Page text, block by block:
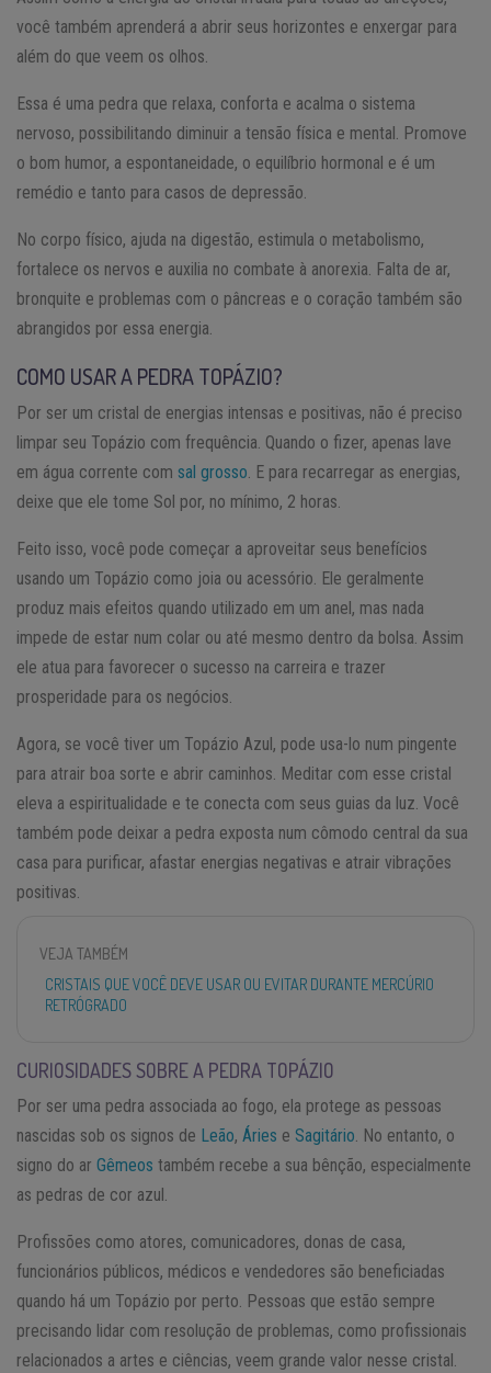
você também aprenderá a abrir seus horizontes e enxergar para
além do que veem os olhos.
Essa é uma pedra que relaxa, conforta e acalma o sistema
nervoso, possibilitando diminuir a tensão física e mental. Promove
o bom humor, a espontaneidade, o equilíbrio hormonal e é um
remédio e tanto para casos de depressão.
No corpo físico, ajuda na digestão, estimula o metabolismo,
fortalece os nervos e auxilia no combate à anorexia. Falta de ar,
bronquite e problemas com o pâncreas e o coração também são
abrangidos por essa energia.
COMO USAR A PEDRA TOPÁZIO?
Por ser um cristal de energias intensas e positivas, não é preciso
limpar seu Topázio com frequência. Quando o fizer, apenas lave
em água corrente com sal grosso . E para recarregar as energias,
deixe que ele tome Sol por, no mínimo, 2 horas.
Feito isso, você pode começar a aproveitar seus benefícios
usando um Topázio como joia ou acessório. Ele geralmente
produz mais efeitos quando utilizado em um anel, mas nada
impede de estar num colar ou até mesmo dentro da bolsa. Assim
ele atua para favorecer o sucesso na carreira e trazer
prosperidade para os negócios.
Agora, se você tiver um Topázio Azul, pode usa-lo num pingente
para atrair boa sorte e abrir caminhos. Meditar com esse cristal
eleva a espiritualidade e te conecta com seus guias da luz. Você
também pode deixar a pedra exposta num cômodo central da sua
casa para purificar, afastar energias negativas e atrair vibrações
positivas.
VEJA TAMBÉM
CRISTAIS QUE VOCÊ DEVE USAR OU EVITAR DURANTE MERCÚRIO
RETRÓGRADO
CURIOSIDADES SOBRE A PEDRA TOPÁZIO
Por ser uma pedra associada ao fogo, ela protege as pessoas
nascidas sob os signos de Leão, Áries e Sagitário . No entanto, o
signo do ar Gêmeos também recebe a sua bênção, especialmente
as pedras de cor azul.
Profissões como atores, comunicadores, donas de casa,
funcionários públicos, médicos e vendedores são beneficiadas
quando há um Topázio por perto. Pessoas que estão sempre
precisando lidar com resolução de problemas, como profissionais
relacionados a artes e ciências, veem grande valor nesse cristal.